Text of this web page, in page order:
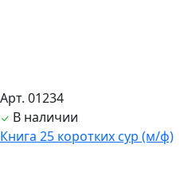
Арт. 01234
В наличии
Книга 25 коротких сур (м/ф)